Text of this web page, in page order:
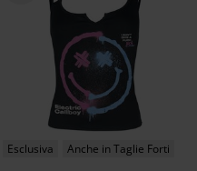
Esclusiva Anche in Taglie Forti